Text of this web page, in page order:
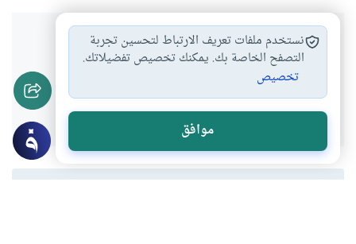
هل انتفعت بهذا المحتوى؟
نعم لا
نستخدم ملفات تعريف الارتباط لتحسين تجربة
التصفح الخاصة بك. يمكنك تخصيص تفضيلاتك.
تخصيص
موافق